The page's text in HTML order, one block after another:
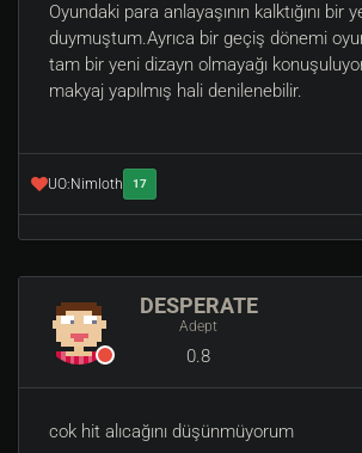
Oyundaki para anlayaşının kalktığını bir
duymuştum.Ayrıca bir geçiş dönemi
tam bir yeni dizayn olmayağı
makyaj yapılmış hali denilenebilir.
UO:Nimloth 17
DESPERATE
Adept
0.8
cok hit alıcağını düşünmüyorum